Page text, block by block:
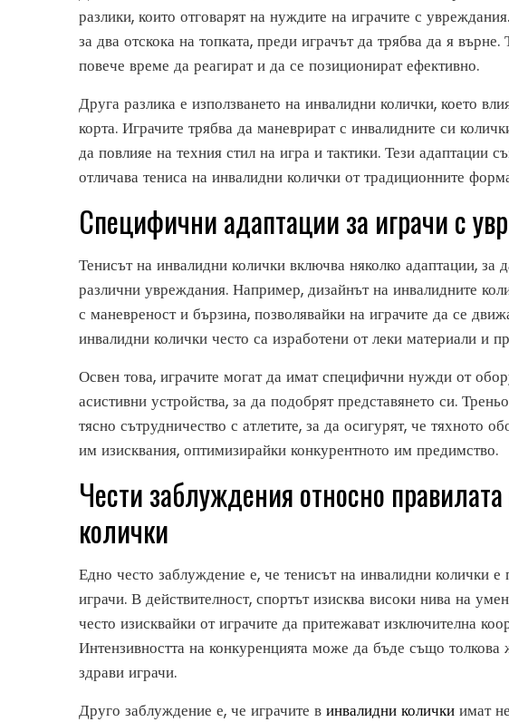
разлики, които отговарят на нуждите на играчите с
за два отскока на топката, преди играчът да трябва да я
повече време да реагират и да се позиционират ефективно.
Друга разлика е използването на инвалидни колички, което
корта. Играчите трябва да маневрират с инвалидните си
да повлияе на техния стил на игра и тактики. Тези адаптации
отличава тениса на инвалидни колички от традиционните
Специфични адаптации за играчи с
Тенисът на инвалидни колички включва няколко адаптации, за
различни увреждания. Например, дизайнът на инвалидните
с маневреност и бързина, позволявайки на играчите да се
инвалидни колички често са изработени от леки материали и
Освен това, играчите могат да имат специфични нужди от
асистивни устройства, за да подобрят представянето си.
тясно сътрудничество с атлетите, за да осигурят, че тяхното
им изисквания, оптимизирайки конкурентното им предимство.
Чести заблуждения относно
колички
Едно често заблуждение е, че тенисът на инвалидни колички
играчи. В действителност, спортът изисква високи нива на
често изисквайки от играчите да притежават изключителна
Интензивността на конкуренцията може да бъде също толкова
здрави играчи.
Друго заблуждение е, че играчите в инвалидни колички имат